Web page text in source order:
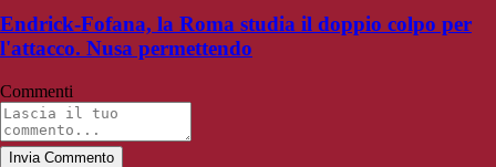
Endrick-Fofana, la Roma studia il doppio colpo per
l'attacco. Nusa permettendo
Commenti
Invia Commento